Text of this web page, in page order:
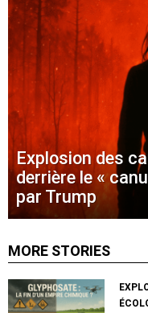
Explosion des
derrière le «
par Trump
MORE STORIES